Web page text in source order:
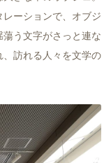
ーションで、オブジ
う文字がさっと連な
訪れる人々を文学の